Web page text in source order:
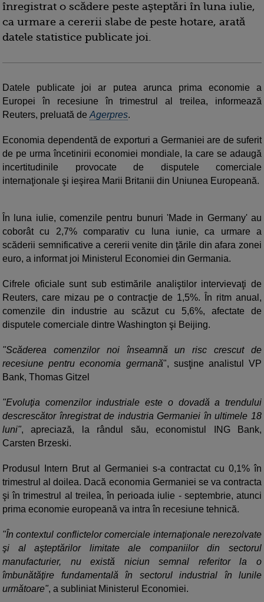
înregistrat o scădere peste aşteptări în luna iulie,
ca urmare a cererii slabe de peste hotare, arată
datele statistice publicate joi.
Datele publicate joi ar putea arunca prima economie a
Europei în recesiune în trimestrul al treilea, informează
Reuters, preluată de Agerpres.
Economia dependentă de exporturi a Germaniei are de suferit
de pe urma încetinirii economiei mondiale, la care se adaugă
incertitudinile provocate de disputele comerciale
internaţionale şi ieşirea Marii Britanii din Uniunea Europeană.
În luna iulie, comenzile pentru bunuri 'Made in Germany' au
coborât cu 2,7% comparativ cu luna iunie, ca urmare a
scăderii semnificative a cererii venite din ţările din afara zonei
euro, a informat joi Ministerul Economiei din Germania.
Cifrele oficiale sunt sub estimările analiştilor intervievaţi de
Reuters, care mizau pe o contracţie de 1,5%. În ritm anual,
comenzile din industrie au scăzut cu 5,6%, afectate de
disputele comerciale dintre Washington şi Beijing.
"Scăderea comenzilor noi înseamnă un risc crescut de
recesiune pentru economia germană", susţine analistul VP
Bank, Thomas Gitzel
"Evoluţia comenzilor industriale este o dovadă a trendului
descrescător înregistrat de industria Germaniei în ultimele 18
luni", apreciază, la rândul său, economistul ING Bank,
Carsten Brzeski.
Produsul Intern Brut al Germaniei s-a contractat cu 0,1% în
trimestrul al doilea. Dacă economia Germaniei se va contracta
şi în trimestrul al treilea, în perioada iulie - septembrie, atunci
prima economie europeană va intra în recesiune tehnică.
"În contextul conflictelor comerciale internaţionale nerezolvate
şi al aşteptărilor limitate ale companiilor din sectorul
manufacturier, nu există niciun semnal referitor la o
îmbunătăţire fundamentală în sectorul industrial în lunile
următoare", a subliniat Ministerul Economiei.